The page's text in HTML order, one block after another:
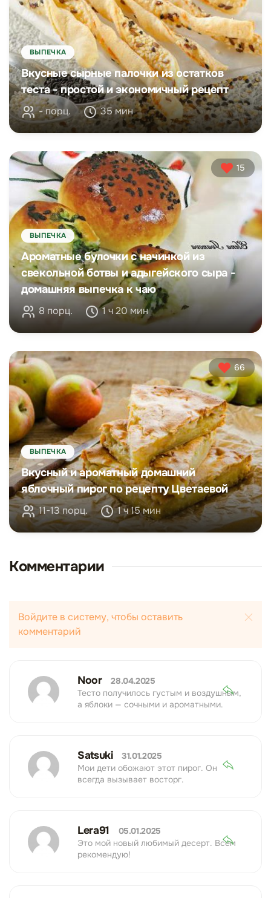
ВЫПЕЧКА
Вкусные сырные палочки из остатков
теста - простой и экономичный рецепт
- порц. 35 мин
15
ВЫПЕЧКА
Ароматные булочки с начинкой из
свекольной ботвы и адыгейского сыра -
домашняя выпечка к чаю
8 порц. 1 ч 20 мин
66
ВЫПЕЧКА
Вкусный и ароматный домашний
яблочный пирог по рецепту Цветаевой
11-13 порц. 1 ч 15 мин
Комментарии
Войдите в систему, чтобы оставить
комментарий
Noor
28.04.2025
Тесто получилось густым и воздушным,
а яблоки — сочными и ароматными.
Satsuki
31.01.2025
Мои дети обожают этот пирог. Он
всегда вызывает восторг.
Lera91
05.01.2025
Это мой новый любимый десерт. Всем
рекомендую!